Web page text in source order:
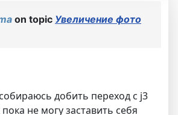
on topic Увеличение фото
добить переход с j3
не могу заставить себя